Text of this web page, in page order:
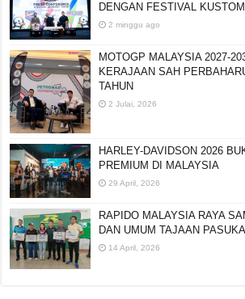
DENGAN FESTIVAL
2 minggu ago
MOTOGP MALAYSIA 2027-
KERAJAAN SAH
TAHUN
2 Julai, 2026
HARLEY-DAVIDSON 2026
PREMIUM DI MALAYSIA
29 April, 2026
RAPIDO MALAYSIA RAYA
DAN UMUM TAJAAN
14 April, 2026